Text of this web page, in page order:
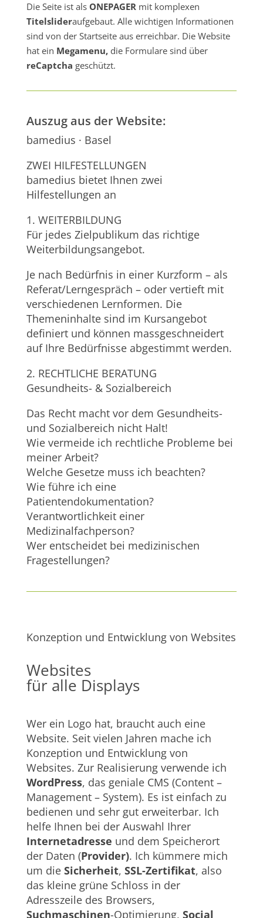
Die Seite ist als ONEPAGERmit komplexen
Titelslideraufgebaut. Alle wichtigen Informationen
sind von der Startseite aus erreichbar. Die Website
hat ein Megamenu, die Formulare sind über
reCaptcha geschützt.
Auszug aus der Website:
bamedius · Basel
ZWEI HILFESTELLUNGEN
bamedius bietet Ihnen zwei
Hilfestellungen an
1. WEITERBILDUNG
Für jedes Zielpublikum das richtige
Weiterbildungsangebot.
Je nach Bedürfnis in einer Kurzform – als
Referat/Lerngespräch – oder vertieft mit
verschiedenen Lernformen. Die
Themeninhalte sind im Kursangebot
definiert und können massgeschneidert
auf Ihre Bedürfnisse abgestimmt werden.
2. RECHTLICHE BERATUNG
Gesundheits- & Sozialbereich
Das Recht macht vor dem Gesundheits-
und Sozialbereich nicht Halt!
Wie vermeide ich rechtliche Probleme bei
meiner Arbeit?
Welche Gesetze muss ich beachten?
Wie führe ich eine
Patientendokumentation?
Verantwortlichkeit einer
Medizinalfachperson?
Wer entscheidet bei medizinischen
Fragestellungen?
Konzeption und Entwicklung von Websites
Websites
für alle Displays
Wer ein Logo hat, braucht auch eine
Website. Seit vielen Jahren mache ich
Konzeption und Entwicklung von
Websites. Zur Realisierung verwende ich
WordPress, das geniale CMS (Content –
Management – System). Es ist einfach zu
bedienen und sehr gut erweiterbar. Ich
helfe Ihnen bei der Auswahl Ihrer
Internetadresse und dem Speicherort
der Daten (Provider). Ich kümmere mich
um die Sicherheit, SSL-Zertifikat, also
das kleine grüne Schloss in der
Adresszeile des Browsers,
Suchmaschinen-Optimierung, Social